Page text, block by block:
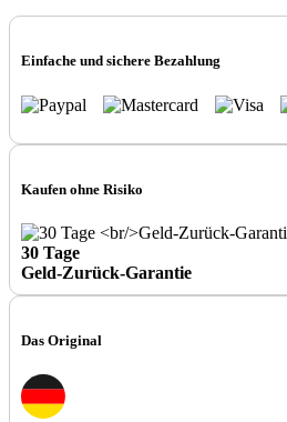
Einfache und sichere Bezahlung
Kaufen ohne Risiko
30 Tage
Geld-Zurück-Garantie
Das Original